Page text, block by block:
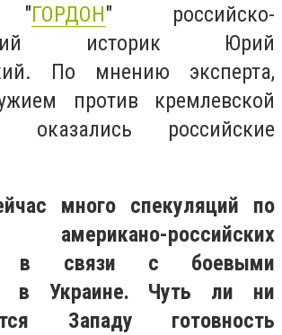
"ГОРДОН" российско-
историк Юрий
По мнению эксперта,
против кремлевской
оказались российские
много спекуляций по
российских
в связи с боевыми
в Украине. Чуть ли ни
Западу готовность